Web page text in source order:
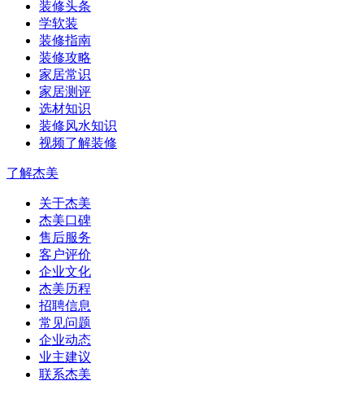
装修头条
学软装
装修指南
装修攻略
家居常识
家居测评
选材知识
装修风水知识
视频了解装修
了解杰美
关于杰美
杰美口碑
售后服务
客户评价
企业文化
杰美历程
招聘信息
常见问题
企业动态
业主建议
联系杰美